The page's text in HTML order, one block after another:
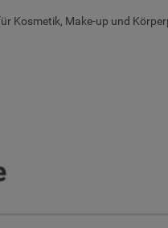
Kosmetik, Make-up und